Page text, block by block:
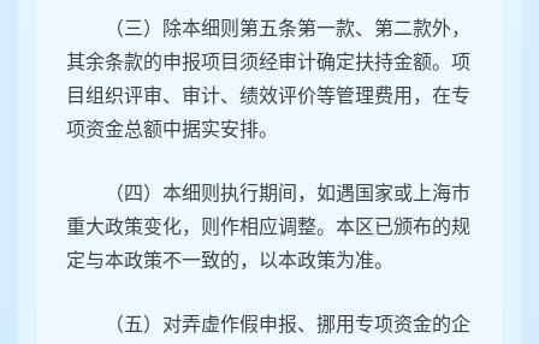
（三）除本细则第五条第一款、第二款外，
其余条款的申报项目须经审计确定扶持金额。项
目组织评审、审计、绩效评价等管理费用，在专
项资金总额中据实安排。
（四）本细则执行期间，如遇国家或上海市
重大政策变化，则作相应调整。本区已颁布的规
定与本政策不一致的，以本政策为准。
（五）对弄虚作假申报、挪用专项资金的企